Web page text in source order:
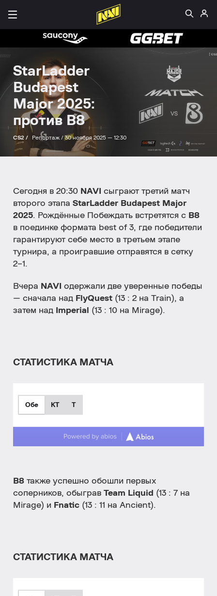
StarLadder
Budapest
Major 2025:
против B8
CS2 / Репортаж /30 ноября 2025 — 12:30
Сегодня в 20:30 NAVI сыграют третий матч
второго этапа StarLadder Budapest Major
2025. Рождённые Побеждать встретятся с B8
в поединке формата best of 3, где победители
гарантируют себе место в третьем этапе
турнира, а проигравшие отправятся в сетку
2–1.
Вчера NAVI одержали две уверенные победы
— сначала над FlyQuest (13 : 2 на Train), а
затем над
Imperial (13 : 10 на Mirage).
СТАТИСТИКА МАТЧА
Обе КТ T
B8 также успешно обошли первых
соперников, обыграв Team Liquid (13 : 7 на
Mirage) и Fnatic (13 : 11 на Ancient).
СТАТИСТИКА МАТЧА